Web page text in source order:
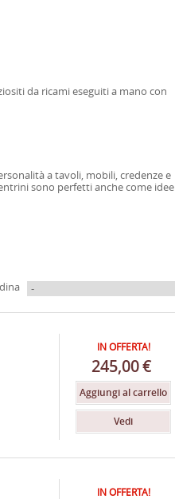
da ricami eseguiti a mano con
a tavoli, mobili, credenze e
sono perfetti anche come idee
IN OFFERTA!
245,00€
Aggiungi al carrello
Vedi
IN OFFERTA!